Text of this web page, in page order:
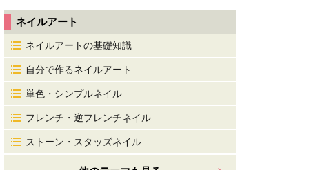
ネイルアート
ネイルアートの基礎知識
自分で作るネイルアート
単色・シンプルネイル
フレンチ・逆フレンチネイル
ストーン・スタッズネイル